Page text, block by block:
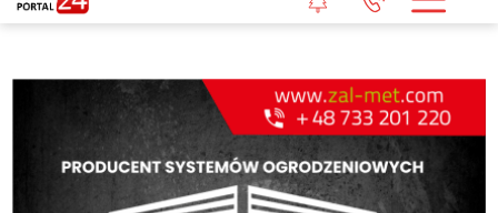
POWIAT GRYFICKI
WIADOMOŚCI Z LASU
STUDIO SUPERPORTALU
KONTAKT
REDAKCJA